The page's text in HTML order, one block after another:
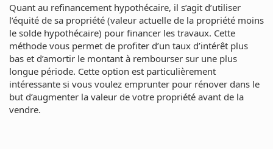
Quant au refinancement hypothécaire, il s’agit d’utiliser
l’équité de sa propriété (valeur actuelle de la propriété moins
le solde hypothécaire) pour financer les travaux. Cette
méthode vous permet de profiter d’un taux d’intérêt plus
bas et d’amortir le montant à rembourser sur une plus
longue période. Cette option est particulièrement
intéressante si vous voulez emprunter pour rénover dans le
but d’augmenter la valeur de votre propriété avant de la
vendre.